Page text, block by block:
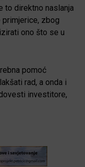
to direktno naslanja
primjerice, zbog
ono što se u
pomoć
rad, a onda i
investitore,